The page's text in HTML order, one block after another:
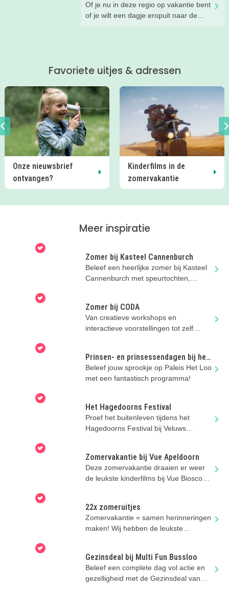
Of je nu in deze regio op vakantie bent
of je wilt een dagje eropuit naar de
Favoriete uitjes & adressen
Onze nieuwsbrief
ontvangen?
Kinderfilms in de
zomervakantie
Meer inspiratie
Zomer bij Kasteel Cannenburch
Beleef een heerlijke zomer bij Kasteel
Cannenburch met speurtochten,
Zomer bij CODA
Van creatieve workshops en
interactieve voorstellingen tot zelf
Prinsen- en prinsessendagen bij het
Loo
Beleef jouw sprookje op Paleis Het Loo
met een fantastisch programma!
Het Hagedoorns Festival
Proef het buitenleven tijdens het
Hagedoorns Festival bij Veluws
Zomervakantie bij Vue Apeldoorn
Deze zomervakantie draaien er weer
de leukste kinderfilms bij Vue Bioscoop
22x zomeruitjes
Zomervakantie = samen herinneringen
maken! Wij hebben de leukste
Gezinsdeal bij Multi Fun Bussloo
Beleef een complete dag vol actie en
gezelligheid met de Gezinsdeal van